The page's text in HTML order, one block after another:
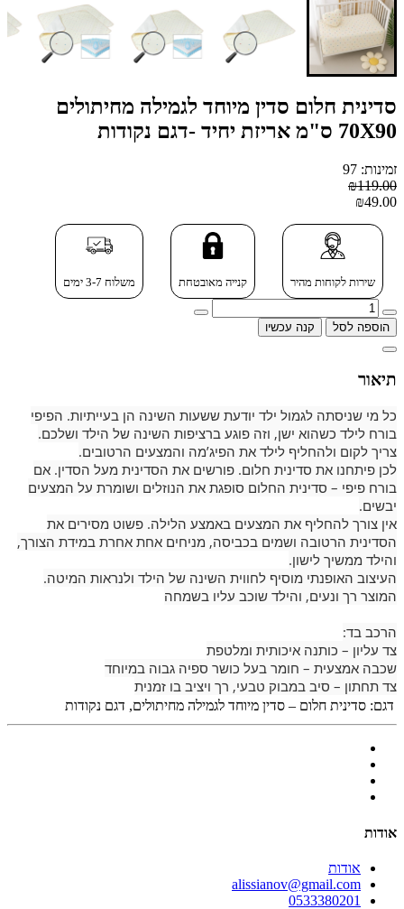
סדינית חלום סדין מיוחד לגמילה מחיתולים
70X90 ס"מ אריזת יחיד -דגם נקודות
זמינות: 97
₪119.00
₪49.00
שירות לקוחות מהיר קנייה מאובטחת משלוח 3-7 ימים
הוספה לסל קנה עכשיו
תיאור
כל מי שניסתה לגמול ילד יודעת ששעות השינה הן בעייתיות. הפיפי
בורח לילד כשהוא ישן, וזה פוגע ברציפות השינה של הילד ושלכם.
צריך לקום ולהחליף לילד את הפיג’מה והמצעים הרטובים.
לכן פיתחנו את סדינית חלום. פורשים את הסדינית מעל הסדין. אם
בורח פיפי – סדינית החלום סופגת את הנוזלים ושומרת על המצעים
יבשים.
אין צורך להחליף את המצעים באמצע הלילה. פשוט מסירים את
הסדינית הרטובה ושמים בכביסה, מניחים אחת אחרת במידת הצורך,
והילד ממשיך לישון.
העיצוב האופנתי מוסיף לחווית השינה של הילד ולנראות המיטה.
המוצר רך ונעים, והילד שוכב עליו בשמחה
הרכב בד:
צד עליון – כותנה איכותית ומלטפת
שכבה אמצעית – חומר בעל כושר ספיה גבוה במיוחד
צד תחתון – סיב במבוק טבעי, רך ויציב בו זמנית
דגם: סדינית חלום – סדין מיוחד לגמילה מחיתולים, דגם נקודות
אודות
אודות
alissianov@gmail.com
0533380201